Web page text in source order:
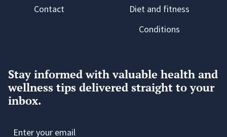
Contact
Diet and fitness
Conditions
Stay informed with valuable health and
wellness tips delivered straight to your
inbox.